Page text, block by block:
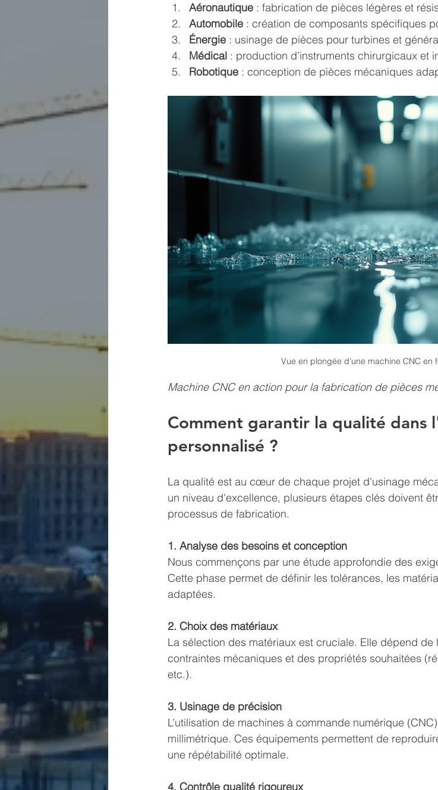
Aéronautique : fabrication de pièces légères et
Automobile : création de composants spécifiques
Énergie : usinage de pièces pour turbines et
Médical : production d’instruments chirurgicaux et
Robotique : conception de pièces mécaniques
Vue en plongée d'une machine CNC en
Machine CNC en action pour la fabrication de pièces
Comment garantir la qualité dans
personnalisé ?
La qualité est au cœur de chaque projet d'usinage
un niveau d'excellence, plusieurs étapes clés doivent
processus de fabrication.
1. Analyse des besoins et conception
Nous commençons par une étude approfondie des
Cette phase permet de définir les tolérances, les
adaptées.
2. Choix des matériaux
La sélection des matériaux est cruciale. Elle dépend de
contraintes mécaniques et des propriétés souhaitées
etc.).
3. Usinage de précision
L’utilisation de machines à commande numérique
millimétrique. Ces équipements permettent de
une répétabilité optimale.
4. Contrôle qualité rigoureux